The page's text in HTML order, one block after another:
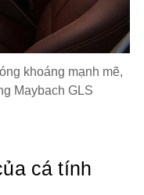
khoáng mạnh mẽ,
Maybach GLS
cá tính